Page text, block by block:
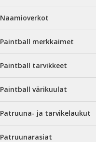
Naamioverkot
Paintball merkkaimet
Paintball tarvikkeet
Paintball värikuulat
Patruuna- ja tarvikelaukut
Patruunarasiat